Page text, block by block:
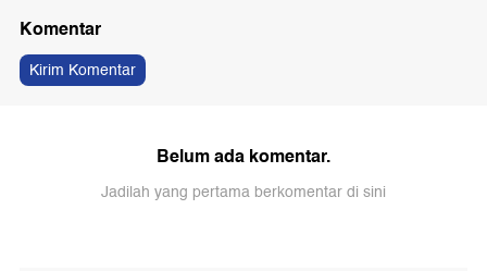
Komentar
Kirim Komentar
Belum ada komentar.
Jadilah yang pertama berkomentar di sini